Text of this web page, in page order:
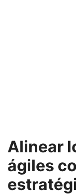
Alinear
ágiles